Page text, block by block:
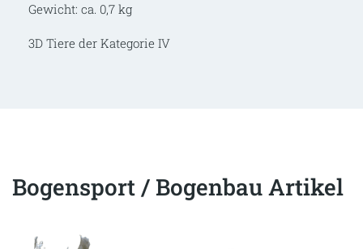
Gewicht: ca. 0,7 kg
3D Tiere der Kategorie IV
Bogensport / Bogenbau Artikel